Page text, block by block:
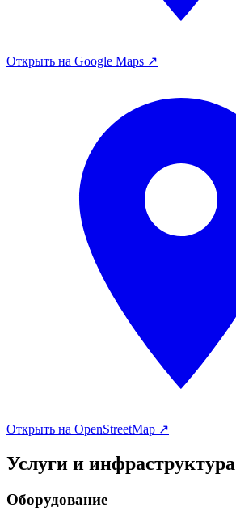
Открыть на Google Maps ↗
Открыть на OpenStreetMap ↗
Услуги и инфраструктура
Оборудование